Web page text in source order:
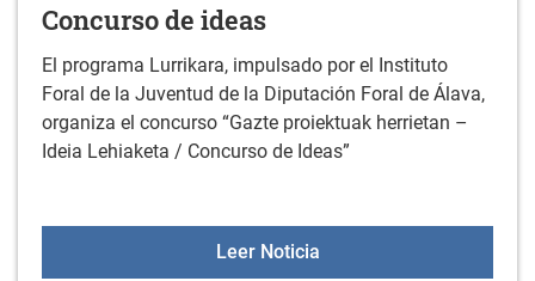
Concurso de ideas
El programa Lurrikara, impulsado por el Instituto
Foral de la Juventud de la Diputación Foral de Álava,
organiza el concurso “Gazte proiektuak herrietan –
Ideia Lehiaketa / Concurso de Ideas”
Leer NoticiaGazte proiektuak